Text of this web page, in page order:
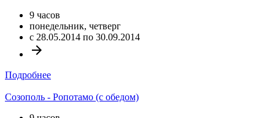
9 часов
понедельник, четверг
c 28.05.2014 по 30.09.2014
arrow_forward
Подробнее
Созополь - Ропотамо (с обедом)